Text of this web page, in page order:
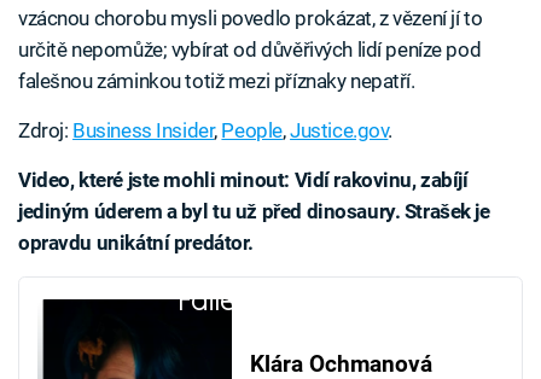
vzácnou chorobu mysli povedlo prokázat, z vězení jí to
určitě nepomůže; vybírat od důvěřivých lidí peníze pod
falešnou záminkou totiž mezi příznaky nepatří.
Zdroj: Business Insider, People,Justice.gov.
Video, které jste mohli minout: Vidí rakovinu, zabíjí
jediným úderem a byl tu už před dinosaury. Strašek je
opravdu unikátní predátor.
Failed to fetch
Klára Ochmanová